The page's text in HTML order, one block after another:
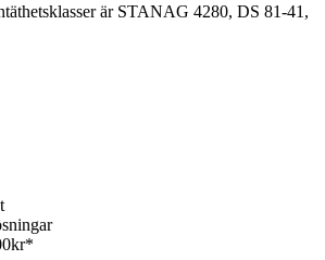
är STANAG 4280, DS 81-41,